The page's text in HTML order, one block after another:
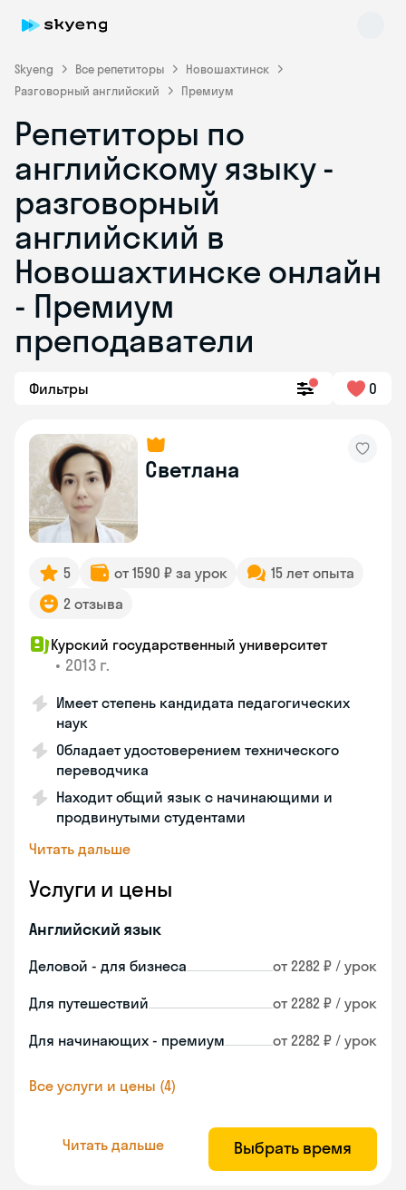
Skyeng Все репетиторы
Новошахтинск
Разговорный английский
Премиум
Репетиторы по
английскому языку -
разговорный
английский в
Новошахтинске онлайн
- Премиум
преподаватели
Фильтры 0
Светлана
5 от 1590 ₽ за урок
15 лет опыта
2 отзыва
Курский государственный университет
• 2013 г.
Имеет степень кандидата педагогических
наук
Обладает удостоверением технического
переводчика
Находит общий язык с начинающими и
продвинутыми студентами
Читать дальше
Услуги и цены
Английский язык
Деловой - для бизнеса от 2282 ₽ / урок
Для путешествий от 2282 ₽ / урок
Для начинающих - премиум от 2282 ₽ / урок
Все услуги и цены (4)
Читать дальше Выбрать время
Skyeng Chat